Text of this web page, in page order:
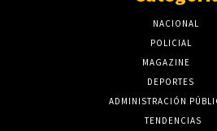
NACIONAL
POLICIAL
MAGAZINE
DEPORTES
ADMINISTRACIÓN
TENDENCIAS